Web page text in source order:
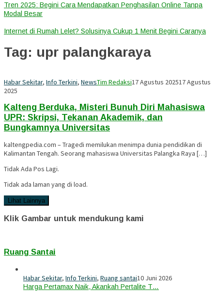
Tren 2025: Begini Cara Mendapatkan Penghasilan Online Tanpa
Modal Besar
Internet di Rumah Lelet? Solusinya Cukup 1 Menit Begini Caranya
Tag: upr palangkaraya
Habar Sekitar, Info Terkini, NewsTim Redaksi17 Agustus 202517 Agustus
2025
Kalteng Berduka, Misteri Bunuh Diri Mahasiswa
UPR: Skripsi, Tekanan Akademik, dan
Bungkamnya Universitas
kaltengpedia.com – Tragedi memilukan menimpa dunia pendidikan di
Kalimantan Tengah. Seorang mahasiswa Universitas Palangka Raya […]
Tidak Ada Pos Lagi.
Tidak ada laman yang di load.
Lihat Lainnya
Klik Gambar untuk mendukung kami
Ruang Santai
Habar Sekitar, Info Terkini, Ruang santai10 Juni 2026
Harga Pertamax Naik, Akankah Pertalite T…